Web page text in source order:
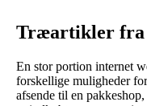
Træartikler fra
En stor portion internet
forskellige muligheder
afsende til en